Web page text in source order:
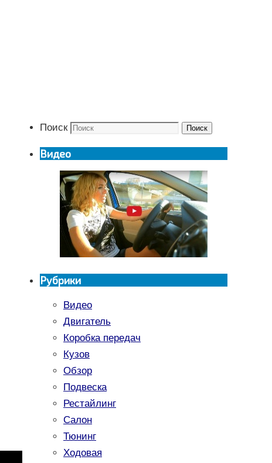
Поиск Поиск
Видео
Рубрики
Видео
Двигатель
Коробка передач
Кузов
Обзор
Подвеска
Рестайлинг
Салон
Тюнинг
Ходовая